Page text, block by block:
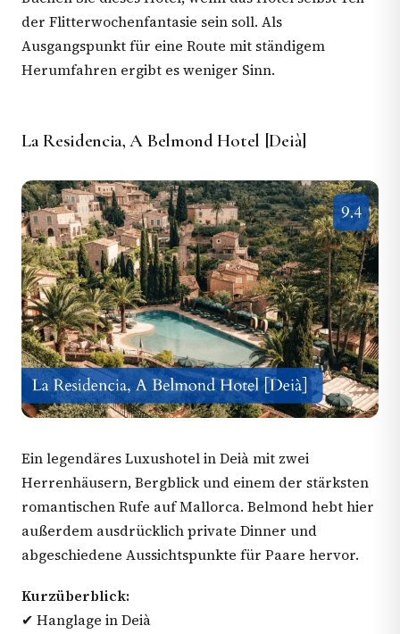
der Flitterwochenfantasie sein soll. Als
Ausgangspunkt für eine Route mit ständigem
Herumfahren ergibt es weniger Sinn.
La Residencia, A Belmond Hotel [Deià]
Ein legendäres Luxushotel in Deià mit zwei
Herrenhäusern, Bergblick und einem der stärksten
romantischen Rufe auf Mallorca. Belmond hebt hier
außerdem ausdrücklich private Dinner und
abgeschiedene Aussichtspunkte für Paare hervor.
Kurzüberblick:
✔ Hanglage in Deià